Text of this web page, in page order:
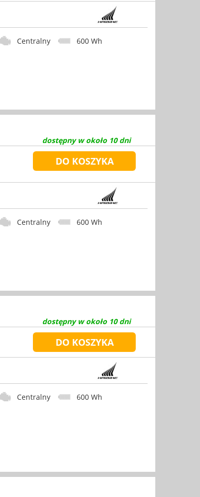
Centralny 600 Wh
dostępny w około 10 dni
Centralny 600 Wh
dostępny w około 10 dni
Centralny 600 Wh